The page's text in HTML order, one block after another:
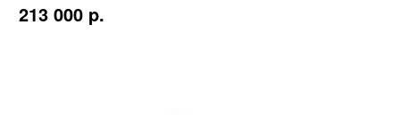
213 000 p.